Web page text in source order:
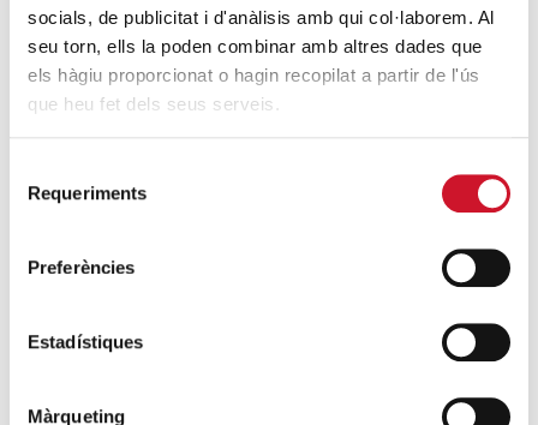
socials, de publicitat i d'anàlisis amb qui col·laborem. Al
seu torn, ells la poden combinar amb altres dades que
els hàgiu proporcionat o hagin recopilat a partir de l'ús
que heu fet dels seus serveis.
Requeriments
Preferències
Estadístiques
Màrqueting
Trabajando en red con otras entidades para